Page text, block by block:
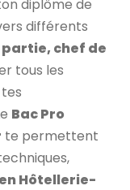
diplôme de
différents
chef de
tous les
Bac Pro
te permettent
Hôtellerie-